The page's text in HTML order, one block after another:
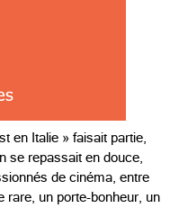
en Italie » faisait partie,
se repassait en douce,
de cinéma, entre
rare, un porte-bonheur, un